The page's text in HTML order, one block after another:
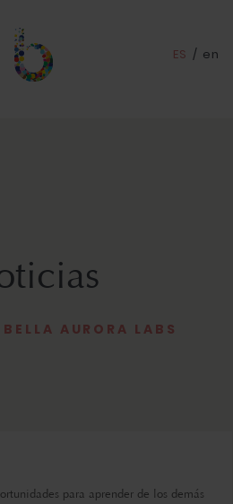
ES / en
AURORA LABS
para aprender de los demás